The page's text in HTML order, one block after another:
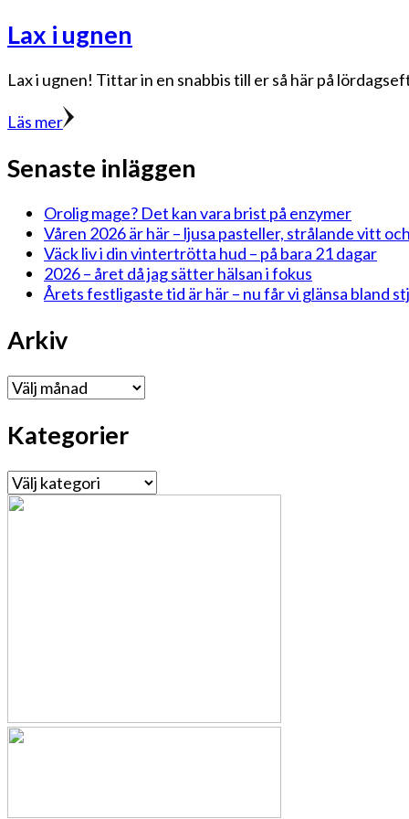
Lax i ugnen
Lax i ugnen! Tittar in en snabbis till er så här på
Läs mer
Senaste inläggen
Orolig mage? Det kan vara brist på enzymer
Våren 2026 är här – ljusa pasteller, strålande vitt
Väck liv i din vintertrötta hud – på bara 21 dagar
2026 – året då jag sätter hälsan i fokus
Årets festligaste tid är här – nu får vi glänsa bland
Arkiv
Arkiv
Kategorier
Kategorier